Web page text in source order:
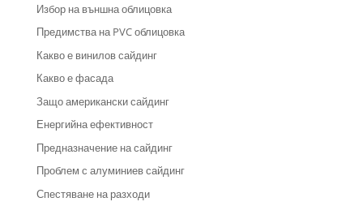
Избор на външна облицовка
Предимства на PVC облицовка
Какво е винилов сайдинг
Какво е фасада
Защо американски сайдинг
Енергийна ефективност
Предназначение на сайдинг
Проблем с алуминиев сайдинг
Спестяване на разходи